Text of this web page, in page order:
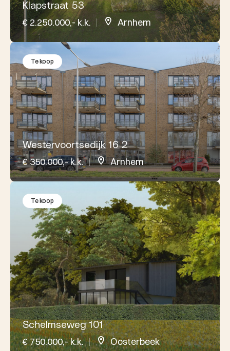
Klapstraat 53
€ 2.250.000,- k.k. Arnhem
Westervoortsedijk 16 2
€ 350.000,- k.k. Arnhem
Te koop
Schelmseweg 101
€ 750.000,- k.k. Oosterbeek
Te koop